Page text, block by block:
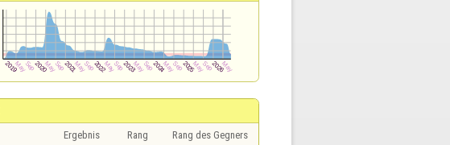
Ergebnis Rang Rang des Gegners